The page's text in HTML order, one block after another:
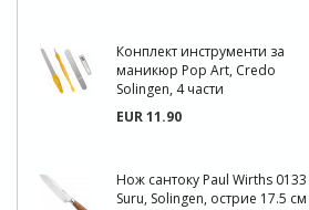
Конплект инструменти за
маникюр Pop Art, Credo
Solingen, 4 части
EUR 11.90
Нож сантоку Paul Wirths 0133
Suru, Solingen, острие 17.5 см